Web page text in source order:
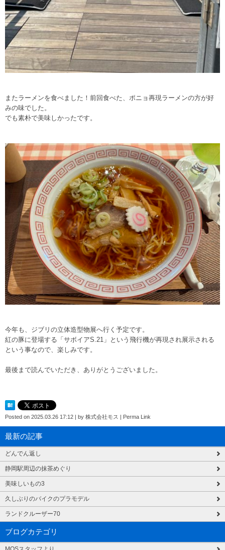
またラーメンを食べました！前回食べた、ポニョ再現ラーメンの方が好
みの味でした。
でも素朴で美味しかったです。
今年も、ジブリの立体造型物展へ行く予定です。
紅の豚に登場する「サボイアS.21」という飛行機が再現され展示される
という事なので、楽しみです。
最後まで読んでいただき、ありがとうございました。
Posted on 2025.03.26 17:12 | by 株式会社モス | Perma Link
最新の記事
どんでん返し
静岡駅周辺の抹茶めぐり
美味しいもの3
久しぶりのバイクのプラモデル
ランドクルーザー70
ブログカテゴリ